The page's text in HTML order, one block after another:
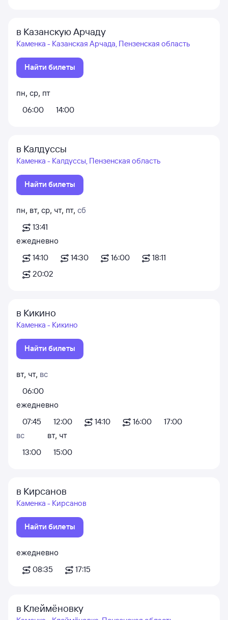
в Казанскую Арчаду
Каменка - Казанская Арчада, Пензенская область
Найти билеты
пн, ср, пт
06:00
14:00
в Калдуссы
Каменка - Калдуссы, Пензенская область
Найти билеты
пн, вт, ср, чт, пт, сб
13:41
ежедневно
14:10
14:30 16:00
18:11
20:02
в Кикино
Каменка - Кикино
Найти билеты
вт, чт, вс
06:00
ежедневно
07:45
12:00 14:10 16:00
17:00
вс
13:00
вт, чт
15:00
в Кирсанов
Каменка - Кирсанов
Найти билеты
ежедневно
08:35
17:15
в Клеймёновку